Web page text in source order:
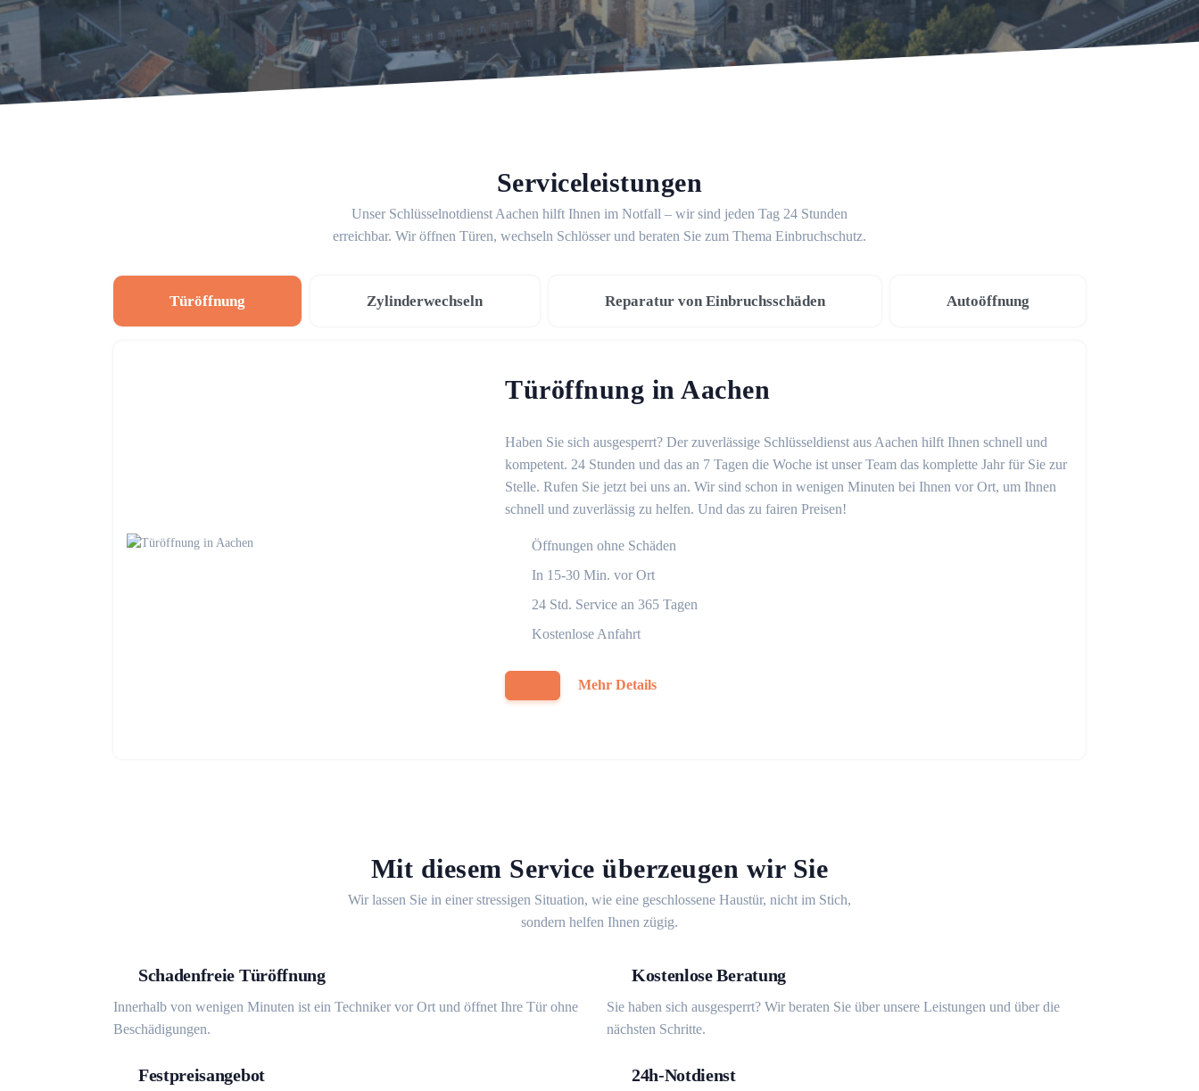
Serviceleistungen
Unser Schlüsselnotdienst Aachen hilft Ihnen im Notfall – wir sind jeden Tag 24 Stunden
erreichbar. Wir öffnen Türen, wechseln Schlösser und beraten Sie zum Thema Einbruchschutz.
Türöffnung Zylinderwechseln Reparatur von Einbruchsschäden Autoöffnung
Türöffnung in Aachen
Haben Sie sich ausgesperrt? Der zuverlässige Schlüsseldienst aus Aachen hilft Ihnen schnell und
kompetent. 24 Stunden und das an 7 Tagen die Woche ist unser Team das komplette Jahr für Sie zur
Stelle. Rufen Sie jetzt bei uns an. Wir sind schon in wenigen Minuten bei Ihnen vor Ort, um Ihnen
schnell und zuverlässig zu helfen. Und das zu fairen Preisen!
Öffnungen ohne Schäden
In 15-30 Min. vor Ort
24 Std. Service an 365 Tagen
Kostenlose Anfahrt
Mehr Details
Mit diesem Service überzeugen wir Sie
Wir lassen Sie in einer stressigen Situation, wie eine geschlossene Haustür, nicht im Stich,
sondern helfen Ihnen zügig.
Schadenfreie Türöffnung
Innerhalb von wenigen Minuten ist ein Techniker vor Ort und öffnet Ihre Tür ohne
Beschädigungen.
Kostenlose Beratung
Sie haben sich ausgesperrt? Wir beraten Sie über unsere Leistungen und über die
nächsten Schritte.
Festpreisangebot 24h-Notdienst